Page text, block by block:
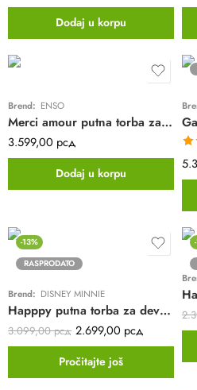
Dodaj u korpu
Brend: ENSO
Merci amour putna torba za devojčice Enso | mint
3.599,00 рсд
Dodaj u korpu
-13%
RASPRODATO
Brend: DISNEY MINNIE
Happpy putna torba za devojčice DISNEY Minnie | sky blue
3.099,00рсд 2.699,00 рсд
Pročitajte još